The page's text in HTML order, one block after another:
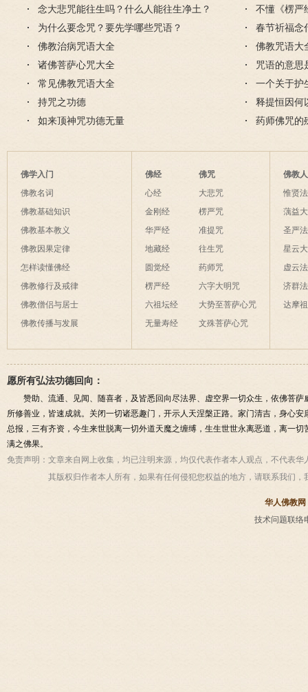
念大悲咒能往生吗？什么人能往生净土？
不懂《楞严
为什么要念咒？要先学哪些咒语？
春节祈福念
佛教治病咒语大全
佛教咒语大
诸佛菩萨心咒大全
咒语的意思
常见佛教咒语大全
一个关于护
持咒之功德
释提恒因何
如来顶神咒功德无量
药师佛咒的
佛学入门
佛教名词
佛教基础知识
佛教基本教义
佛教因果定律
怎样读懂佛经
佛教修行及戒律
佛教僧侣与居士
佛教传播与发展
佛经
心经
金刚经
华严经
地藏经
圆觉经
楞严经
六祖坛经
无量寿经
佛咒
大悲咒
楞严咒
准提咒
往生咒
药师咒
六字大明咒
大势至菩萨心咒
文殊菩萨心咒
佛教
惟贤
蕅益
圣严
星云
虚云
济群
达摩
愿所有弘法功德回向：
赞助、流通、见闻、随喜者，及皆悉回向尽法界、虚空界一切众生，依佛菩
所修善业，皆速成就。关闭一切诸恶趣门，开示人天涅槃正路。家门清吉，身心
总报，三有齐资，今生来世脱离一切外道天魔之缠缚，生生世世永离恶道，离一
满之佛果。
免责声明： 文章来自网上收集，均已注明来源，均仅代表作者本人观点，不代表
其版权归作者本人所有，如果有任何侵犯您权益的地方，请联系我们，
华人佛教网
技术问题联络